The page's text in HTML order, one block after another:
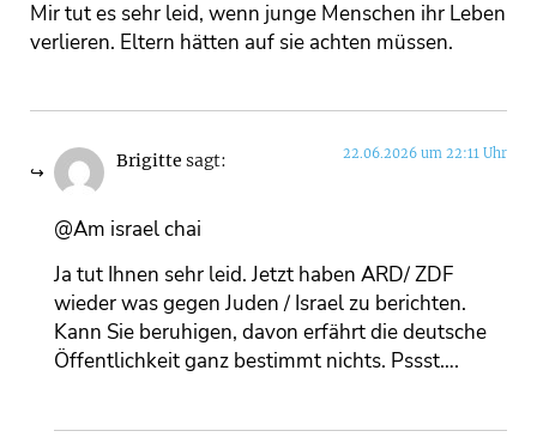
Mir tut es sehr leid, wenn junge Menschen ihr Leben
verlieren. Eltern hätten auf sie achten müssen.
Brigitte sagt: 22.06.2026 um 22:11 Uhr
@Am israel chai
Ja tut Ihnen sehr leid. Jetzt haben ARD/ ZDF
wieder was gegen Juden / Israel zu berichten.
Kann Sie beruhigen, davon erfährt die deutsche
Öffentlichkeit ganz bestimmt nichts. Pssst….